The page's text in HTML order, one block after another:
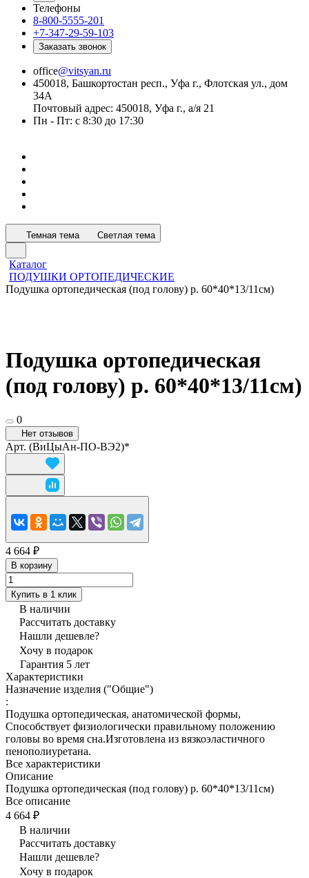
Телефоны
8-800-5555-201
+7-347-29-59-103
Заказать звонок
office@vitsyan.ru
450018, Башкортостан респ., Уфа г., Флотская ул., дом
34А
Почтовый адрес: 450018, Уфа г., а/я 21
Пн - Пт: с 8:30 до 17:30
Темная тема Светлая тема
Каталог
ПОДУШКИ ОРТОПЕДИЧЕСКИЕ
Подушка ортопедическая (под голову) р. 60*40*13/11см)
Подушка ортопедическая
(под голову) р. 60*40*13/11см)
0
Нет отзывов
Арт. (ВиЦыАн-ПО-ВЭ2)*
4 664 ₽
В корзину
Купить в 1 клик
В наличии
Рассчитать доставку
Нашли дешевле?
Хочу в подарок
Гарантия 5 лет
Характеристики
Назначение изделия ("Общие")
:
Подушка ортопедическая, анатомической формы,
Способствует физиологически правильному положению
головы во время сна.Изготовлена из вязкоэластичного
пенополиуретана.
Все характеристики
Описание
Подушка ортопедическая (под голову) р. 60*40*13/11см)
Все описание
4 664 ₽
В наличии
Рассчитать доставку
Нашли дешевле?
Хочу в подарок